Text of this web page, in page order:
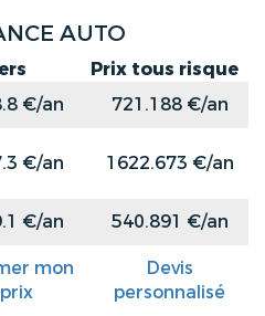
AUTO
Prix tous risque
€/an
721.188 €/an
€/an 1622.673 €/an
€/an 540.891 €/an
mon
prix
Devis
personnalisé